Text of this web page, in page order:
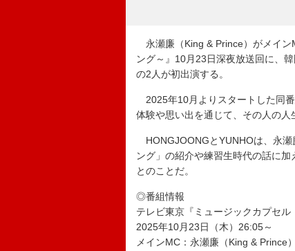
永瀬廉（King & Prince）がメイン
ング～』10月23日深夜放送回に、
の2人が初出演する。
2025年10月よりスタートした同
体験や思い出を通じて、その人の人
HONGJOONGとYUNHOは、永瀬
ング」の紹介や練習生時代の話に
とのことだ。
◎番組情報
テレビ東京『ミュージックカプセル
2025年10月23日（木）26:05～
メインMC：永瀬廉（King & Prince）